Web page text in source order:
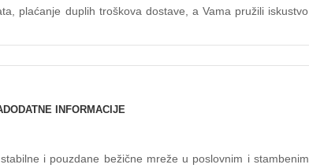
plaćanje duplih troškova dostave, a Vama pružili
DODATNE INFORMACIJE
i pouzdane bežične mreže u poslovnim i